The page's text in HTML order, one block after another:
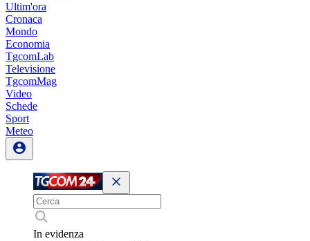
Ultim'ora
Cronaca
Mondo
Economia
TgcomLab
Televisione
TgcomMag
Video
Schede
Sport
Meteo
In evidenza